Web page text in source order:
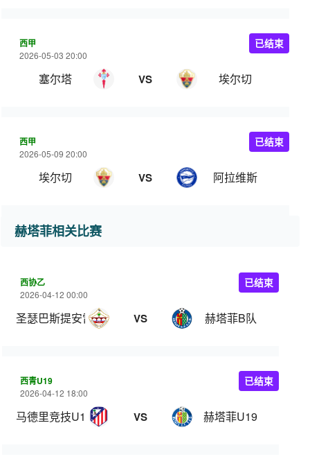
西甲
2026-05-03 20:00
塞尔塔 VS 埃尔切
已结束
西甲
2026-05-09 20:00
埃尔切 VS 阿拉维斯
已结束
赫塔菲相关比赛
西协乙
2026-04-12 00:00
圣瑟巴斯提安雷耶斯 VS 赫塔菲B队
已结束
西青U19
2026-04-12 18:00
马德里竞技U19 VS 赫塔菲U19
已结束